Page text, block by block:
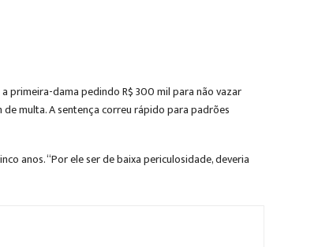
primeira-dama pedindo R$ 300 mil para não vazar
multa. A sentença correu rápido para padrões
anos. “Por ele ser de baixa periculosidade, deveria